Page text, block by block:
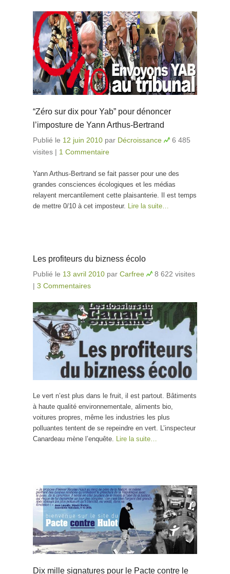
“Zéro sur dix pour Yab” pour dénoncer
l’imposture de Yann Arthus-Bertrand
Publié le 12 juin 2010 par Décroissance
6 485
visites | 1 Commentaire
Yann Arthus-Bertrand se fait passer pour une des
grandes consciences écologiques et les médias
relayent mercantilement cette plaisanterie. Il est temps
de mettre 0/10 à cet imposteur.
Lire la suite…
Les profiteurs du bizness écolo
Publié le 13 avril 2010 par Carfree
8 622 visites
| 3 Commentaires
Le vert n’est plus dans le fruit, il est partout. Bâtiments
à haute qualité environnementale, aliments bio,
voitures propres, même les industries les plus
polluantes tentent de se repeindre en vert. L’inspecteur
Canardeau mène l’enquête. Lire la suite…
Dix mille signatures pour le Pacte contre le